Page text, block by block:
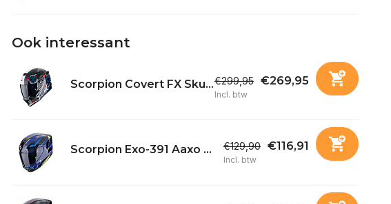
Ook interessant
Scorpion Covert FX Sku...€299,95 €269,95
Incl. btw
Scorpion Exo-391 Aaxo ... €129,90 €116,91
Incl. btw